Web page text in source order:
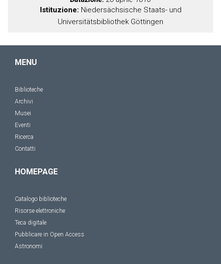
Istituzione Niedersächsische Staats- und
Universitätsbibliothek Göttingen
MENU
Biblioteche
Archivi
Musei
Eventi
Ricerca
Contatti
HOMEPAGE
Catalogo biblioteche
Risorse elettroniche
Teca digitale
Pubblicare in Open Access
Astronomi